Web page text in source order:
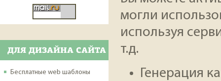
ДЛЯ ДИЗАЙНА САЙТА
Бесплатные web шаблоны
могли
используя
т.д.
Генерация